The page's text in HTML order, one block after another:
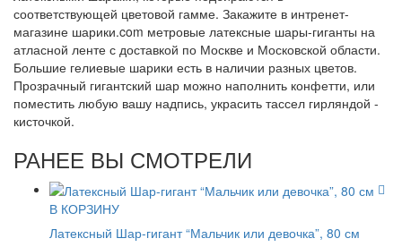
соответствующей цветовой гамме. Закажите в интренет-
магазине шарики.com метровые латексные шары-гиганты на
атласной ленте с доставкой по Москве и Московской области.
Большие гелиевые шарики есть в наличии разных цветов.
Прозрачный гигантский шар можно наполнить конфетти, или
поместить любую вашу надпись, украсить тассел гирляндой -
кисточкой.
РАНЕЕ ВЫ СМОТРЕЛИ
В КОРЗИНУ
Латексный Шар-гигант “Мальчик или девочка”, 80 см